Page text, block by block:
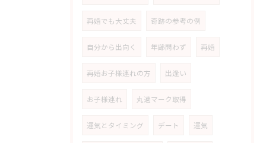
再婚でも大丈夫 奇跡の参考の例
自分から出向く 年齢問わず 再婚
再婚お子様連れの方 出逢い
お子様連れ 丸適マーク取得
運気とタイミング デート 運気